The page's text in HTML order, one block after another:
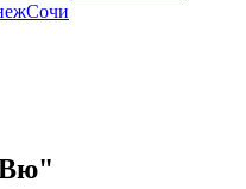
Сочи
Вю"